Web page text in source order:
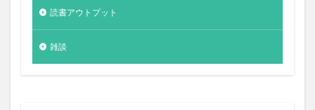
読書アウトプット
雑談